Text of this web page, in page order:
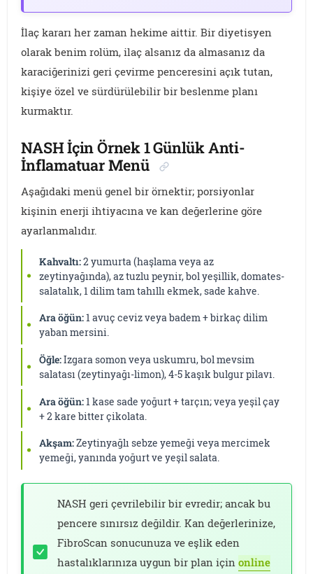
İlaç kararı her zaman hekime aittir. Bir diyetisyen
olarak benim rolüm, ilaç alsanız da almasanız da
karaciğerinizi geri çevirme penceresini açık tutan,
kişiye özel ve sürdürülebilir bir beslenme planı
kurmaktır.
NASH İçin Örnek 1 Günlük Anti-
İnflamatuar Menü
Aşağıdaki menü genel bir örnektir; porsiyonlar
kişinin enerji ihtiyacına ve kan değerlerine göre
ayarlanmalıdır.
Kahvaltı:2 yumurta (haşlama veya az
zeytinyağında), az tuzlu peynir, bol yeşillik, domates-
salatalık, 1 dilim tam tahıllı ekmek, sade kahve.
Ara öğün:1 avuç ceviz veya badem + birkaç dilim
yaban mersini.
Öğle:Izgara somon veya uskumru, bol mevsim
salatası (zeytinyağı-limon), 4-5 kaşık bulgur pilavı.
Ara öğün:1 kase sade yoğurt + tarçın; veya yeşil çay
+ 2 kare bitter çikolata.
Akşam:Zeytinyağlı sebze yemeği veya mercimek
yemeği, yanında yoğurt ve yeşil salata.
NASH geri çevrilebilir bir evredir; ancak bu
pencere sınırsız değildir. Kan değerlerinize,
FibroScan sonucunuza ve eşlik eden
hastalıklarınıza uygun bir plan içinonline